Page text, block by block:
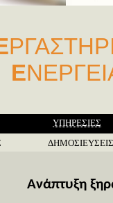
Ε
ΥΠΗΡΕΣΙΕΣ
ΔΗΜΟΣΙΕΥΣΕΙΣ
Aνάπτυξη